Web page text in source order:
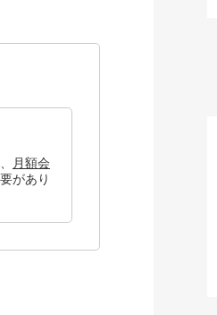
月額会
があり